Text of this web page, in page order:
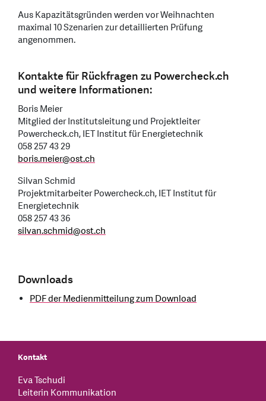
Aus Kapazitätsgründen werden vor Weihnachten
maximal 10 Szenarien zur detaillierten Prüfung
angenommen.
Kontakte für Rückfragen zu Powercheck.ch
und weitere Informationen:
Boris Meier
Mitglied der Institutsleitung und Projektleiter
Powercheck.ch, IET Institut für Energietechnik
058 257 43 29
boris.meier@ost.ch
Silvan Schmid
Projektmitarbeiter Powercheck.ch, IET Institut für
Energietechnik
058 257 43 36
silvan.schmid@ost.ch
Downloads
PDF der Medienmitteilung zum Download
Kontakt
Eva Tschudi
Leiterin Kommunikation